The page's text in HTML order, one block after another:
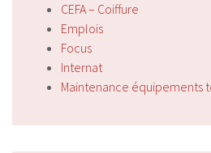
CEFA – Coiffure
Emplois
Focus
Internat
Maintenance équipements